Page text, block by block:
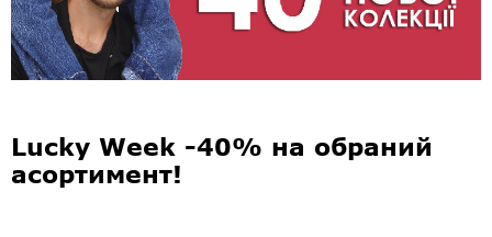
Lucky Week -40% на обраний
асортимент!